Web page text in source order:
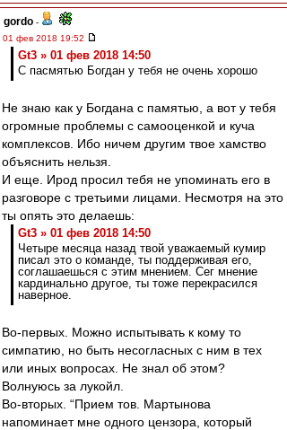
gordo -
01 фев 2018 19:52
Gt3 » 01 фев 2018 14:50
С пасмятью Богдан у тебя не очень хорошо
Не знаю как у Богдана с памятью, а вот у тебя
огромные проблемы с самооценкой и куча
комплексов. Ибо ничем другим твое хамство
объяснить нельзя.
И еще. Ирод просил тебя не упоминать его в
разговоре с третьими лицами. Несмотря на это
ты опять это делаешь:
Gt3 » 01 фев 2018 14:50
Четыре месяца назад твой уважаемый кумир
писал это о команде, ты поддерживая его,
соглашаешься с этим мнением. Сег мнение
кардинально другое, ты тоже перекрасился
наверное.
Во-первых. Можно испытывать к кому то
симпатию, но быть несогласных с ним в тех
или иных вопросах. Не знал об этом?
Волнуюсь за лукойл.
Во-вторых. “Прием тов. Мартынова
напоминает мне одного цензора, который